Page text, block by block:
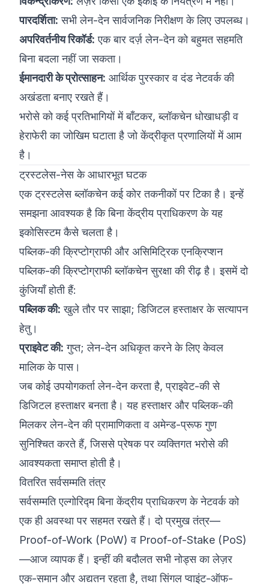
पारदर्शिता: सभी लेन-देन सार्वजनिक निरीक्षण के लिए उपलब्ध।
अपरिवर्तनीय रिकॉर्ड: एक बार दर्ज़ लेन-देन को बहुमत सहमति
बिना बदला नहीं जा सकता।
ईमानदारी के प्रोत्साहन: आर्थिक पुरस्कार व दंड नेटवर्क की
अखंडता बनाए रखते हैं।
भरोसे को कई प्रतिभागियों में बाँटकर, ब्लॉकचेन धोखाधड़ी व
हेराफेरी का जोखिम घटाता है जो केंद्रीकृत प्रणालियों में आम
है।
ट्रस्टलेस-नेस के आधारभूत घटक
एक ट्रस्टलेस ब्लॉकचेन कई कोर तकनीकों पर टिका है। इन्हें
समझना आवश्यक है कि बिना केंद्रीय प्राधिकरण के यह
इकोसिस्टम कैसे चलता है।
पब्लिक-की क्रिप्टोग्राफी और असिमिट्रिक एनक्रिप्शन
पब्लिक-की क्रिप्टोग्राफी ब्लॉकचेन सुरक्षा की रीढ़ है। इसमें दो
कुंजियाँ होती हैं:
पब्लिक की: खुले तौर पर साझा; डिजिटल हस्ताक्षर के सत्यापन
हेतु।
प्राइवेट की: गुप्त; लेन-देन अधिकृत करने के लिए केवल
मालिक के पास।
जब कोई उपयोगकर्ता लेन-देन करता है, प्राइवेट-की से
डिजिटल हस्ताक्षर बनता है। यह हस्ताक्षर और पब्लिक-की
मिलकर लेन-देन की प्रामाणिकता व अमेन्ड-प्रूफ गुण
सुनिश्चित करते हैं, जिससे प्रेषक पर व्यक्तिगत भरोसे की
आवश्यकता समाप्त होती है।
वितरित सर्वसम्मति तंत्र
सर्वसम्मति एल्गोरिद्म बिना केंद्रीय प्राधिकरण के नेटवर्क को
एक ही अवस्था पर सहमत रखते हैं। दो प्रमुख तंत्र—
Proof-of-Work (PoW) व Proof-of-Stake (PoS)
—आज व्यापक हैं। इन्हीं की बदौलत सभी नोड्स का लेज़र
एक-समान और अद्यतन रहता है, तथा सिंगल प्वाइंट-ऑफ-